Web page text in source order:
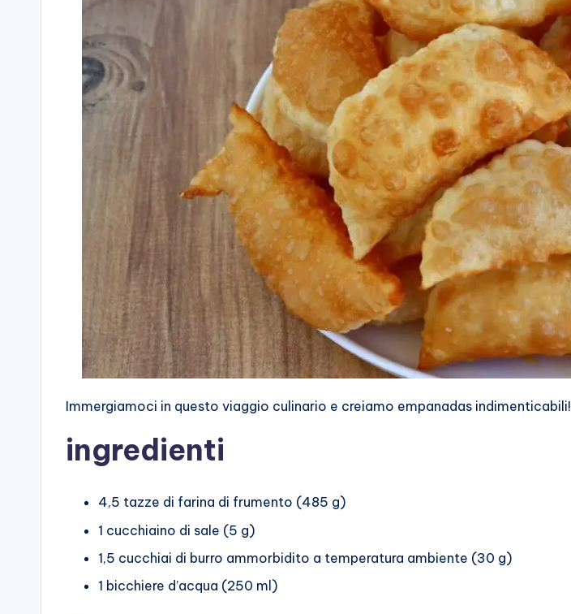
Immergiamoci in questo viaggio culinario e creiamo empanadas indimenticabili!
ingredienti
4,5 tazze di farina di frumento (485 g)
1 cucchiaino di sale (5 g)
1,5 cucchiai di burro ammorbidito a temperatura ambiente (30 g)
1 bicchiere d’acqua (250 ml)